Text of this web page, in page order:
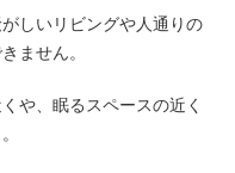
しいリビングや人通りの
ません。
や、眠るスペースの近く